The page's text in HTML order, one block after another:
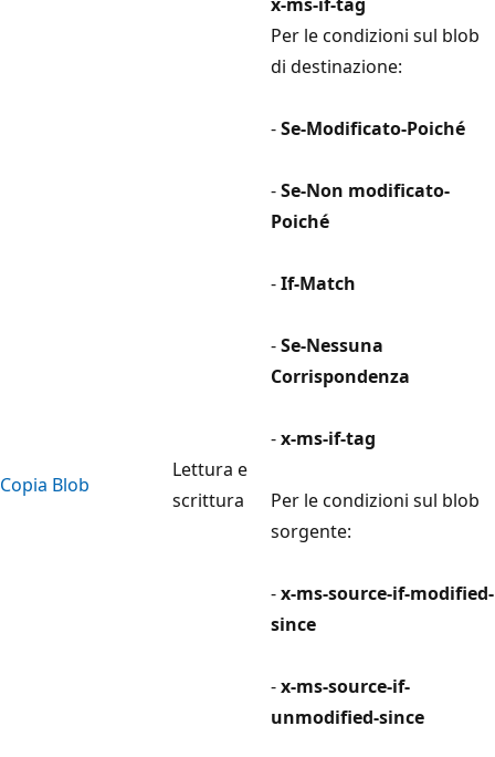
Copia Blob
Lettura e
scrittura
Per le condizioni sul blob
di destinazione:
-Se-Modificato-Poiché
-Se-Non modificato-
Poiché
-If-Match
-Se-Nessuna
Corrispondenza
-x-ms-if-tag
Per le condizioni sul blob
sorgente:
-x-ms-source-if-modified-
since
-x-ms-source-if-
unmodified-since